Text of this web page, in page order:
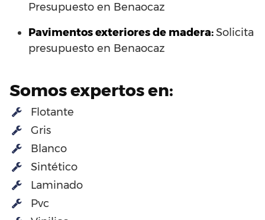
Presupuesto en Benaocaz
Pavimentos exteriores de madera:Solicita
presupuesto en Benaocaz
Somos expertos en:
Flotante
Gris
Blanco
Sintético
Laminado
Pvc